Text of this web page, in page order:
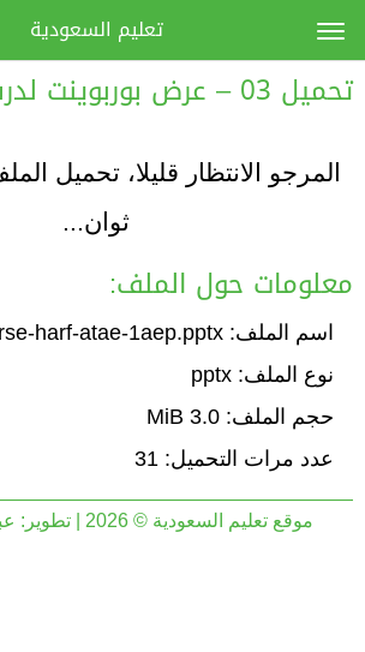
تحميل 03 – عرض بوربوينت لدرس: حرف (ط)
المرجو الانتظار قليلا، تحميل
ثوان...
معلومات حول الملف:
اسم الملف: Course-harf-atae-1aep.pptx
نوع الملف: pptx
حجم الملف: 3.0 MiB
عدد مرات التحميل: 31
موقع تعليم السعودية © 2026 | تطوير:
تعليم السعودية